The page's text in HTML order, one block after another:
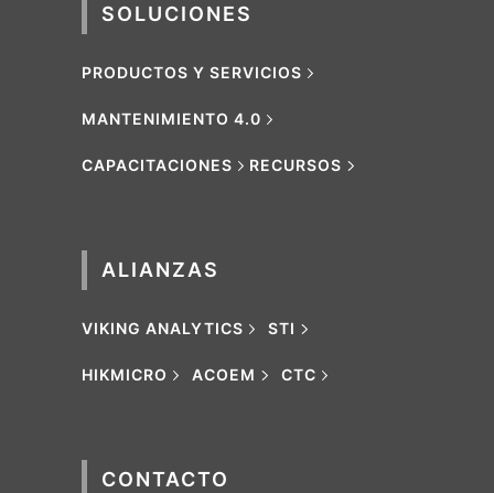
SOLUCIONES
PRODUCTOS Y SERVICIOS
MANTENIMIENTO 4.0
CAPACITACIONES RECURSOS
ALIANZAS
VIKING ANALYTICS STI
HIKMICRO ACOEM CTC
CONTACTO